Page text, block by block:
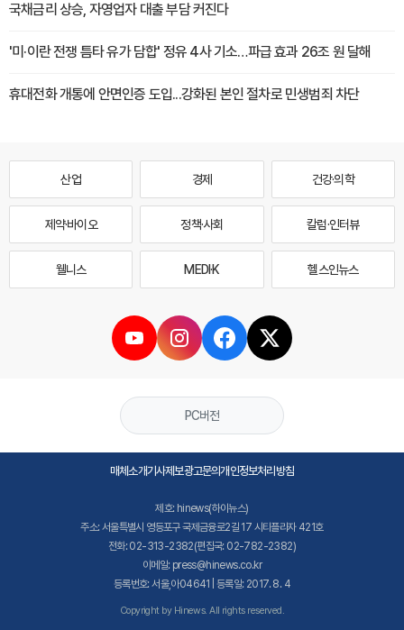
국채금리 상승, 자영업자 대출 부담 커진다
'미·이란 전쟁 틈타 유가 담합' 정유 4사 기소…파급 효과 26조 원 달해
휴대전화 개통에 안면인증 도입...강화된 본인 절차로 민생범죄 차단
산업 경제 건강·의학
제약·바이오 정책·사회 칼럼·인터뷰
웰니스 MEDI·K 헬스인뉴스
PC버전
매체소개기사제보광고문의개인정보처리방침
제호: hinews(하이뉴스)
주소: 서울특별시 영등포구 국제금융로2길 17 시티플라자 421호
전화: 02-313-2382(편집국: 02-782-2382)
이메일: press@hinews.co.kr
등록번호: 서울,아04641 | 등록일: 2017. 8. 4
Copyright by Hinews. All rights reserved.